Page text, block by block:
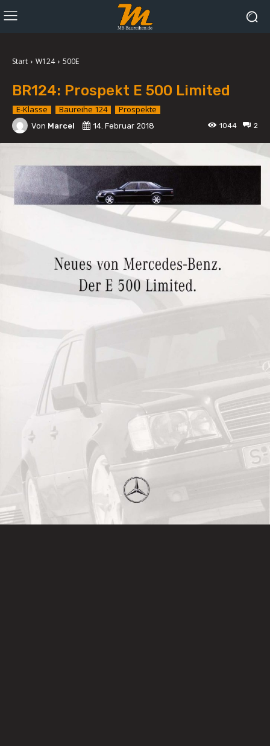
Start W124 500E
BR124: Prospekt E 500 Limited
E-Klasse Baureihe 124 Prospekte
Von Marcel 2
14. Februar 2018 1044